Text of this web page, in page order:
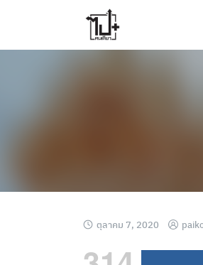
ตุลาคม 7, 2020